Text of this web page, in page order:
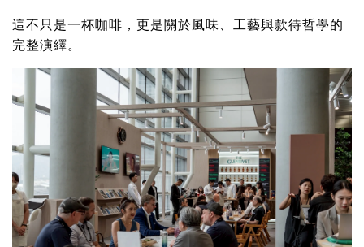
這不只是一杯咖啡，更是關於風味、工藝與款待哲學的
完整演繹。